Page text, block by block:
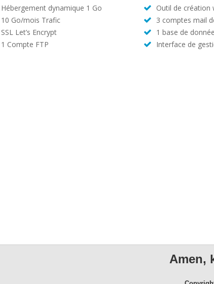
Hébergement dynamique 1 Go
Outil de création
10 Go/mois Trafic
3 comptes mail
SSL Let’s Encrypt
1 base de
1 Compte FTP
Interface de
Amen,